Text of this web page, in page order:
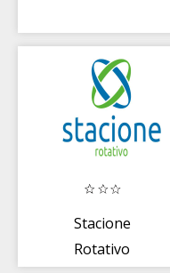
Stacione
Rotativo